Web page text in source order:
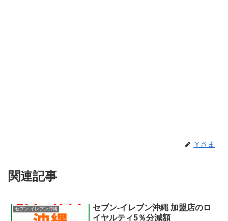
Ｙさま
関連記事
セブン-イレブン沖縄
セブン-イレブン沖縄 加盟店のロ
イヤルティ5％分減額